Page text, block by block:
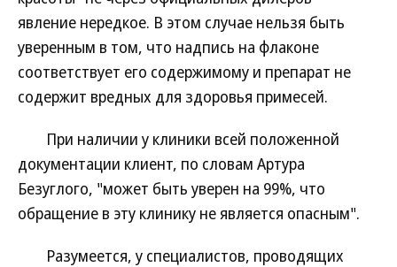
явление нередкое. В этом случае нельзя быть
уверенным в том, что надпись на флаконе
соответствует его содержимому и препарат не
содержит вредных для здоровья примесей.
При наличии у клиники всей положенной
документации клиент, по словам Артура
Безуглого, "может быть уверен на 99%, что
обращение в эту клинику не является опасным".
Разумеется, у специалистов, проводящих